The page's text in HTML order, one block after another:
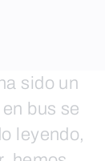
sido un
bus se
leyendo,